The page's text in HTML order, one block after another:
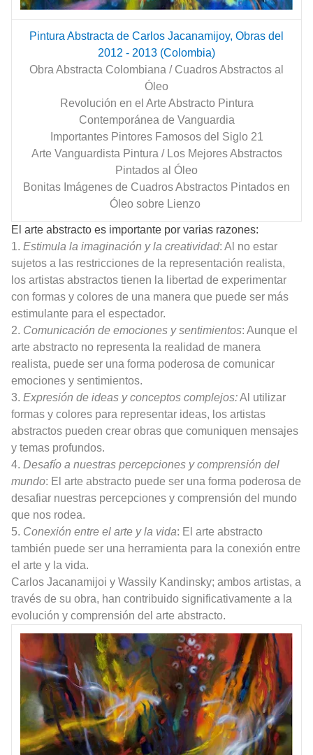
Pintura Abstracta de Carlos Jacanamijoy, Obras del
2012 - 2013 (Colombia)
Obra Abstracta Colombiana / Cuadros Abstractos al
Óleo
Revolución en el Arte Abstracto Pintura
Contemporánea de Vanguardia
Importantes Pintores Famosos del Siglo 21
Arte Vanguardista Pintura / Los Mejores Abstractos
Pintados al Óleo
Bonitas Imágenes de Cuadros Abstractos Pintados en
Óleo sobre Lienzo
El arte abstracto es importante por varias razones:
1. Estimula la imaginación y la creatividad: Al no estar
sujetos a las restricciones de la representación realista,
los artistas abstractos tienen la libertad de experimentar
con formas y colores de una manera que puede ser más
estimulante para el espectador.
2. Comunicación de emociones y sentimientos: Aunque el
arte abstracto no representa la realidad de manera
realista, puede ser una forma poderosa de comunicar
emociones y sentimientos.
3. Expresión de ideas y conceptos complejos:Al utilizar
formas y colores para representar ideas, los artistas
abstractos pueden crear obras que comuniquen mensajes
y temas profundos.
4. Desafío a nuestras percepciones y comprensión del
mundo: El arte abstracto puede ser una forma poderosa de
desafiar nuestras percepciones y comprensión del mundo
que nos rodea.
5. Conexión entre el arte y la vida: El arte abstracto
también puede ser una herramienta para la conexión entre
el arte y la vida.
Carlos Jacanamijoi y Wassily Kandinsky; ambos artistas, a
través de su obra, han contribuido significativamente a la
evolución y comprensión del arte abstracto.